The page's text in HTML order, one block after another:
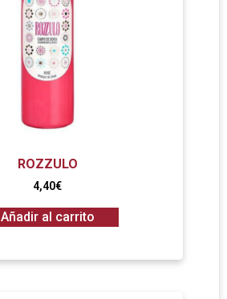
ROZZULO
4,40€
Añadir al carrito